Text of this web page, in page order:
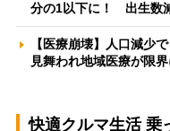
分の1以下に！ 出生数
【医療崩壊】人口減少
見舞われ地域医療が限
快適クルマ生活 乗